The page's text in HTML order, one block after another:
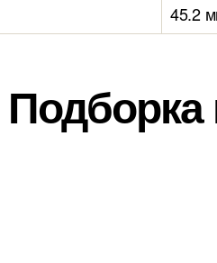
45.2
Подборка